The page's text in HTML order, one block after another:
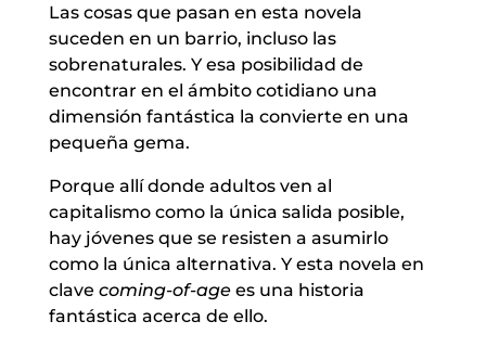
Las cosas que pasan en esta novela
suceden en un barrio, incluso las
sobrenaturales. Y esa posibilidad de
encontrar en el ámbito cotidiano una
dimensión fantástica la convierte en una
pequeña gema.
Porque allí donde adultos ven al
capitalismo como la única salida posible,
hay jóvenes que se resisten a asumirlo
como la única alternativa. Y esta novela en
clave coming-of-agees una historia
fantástica acerca de ello.